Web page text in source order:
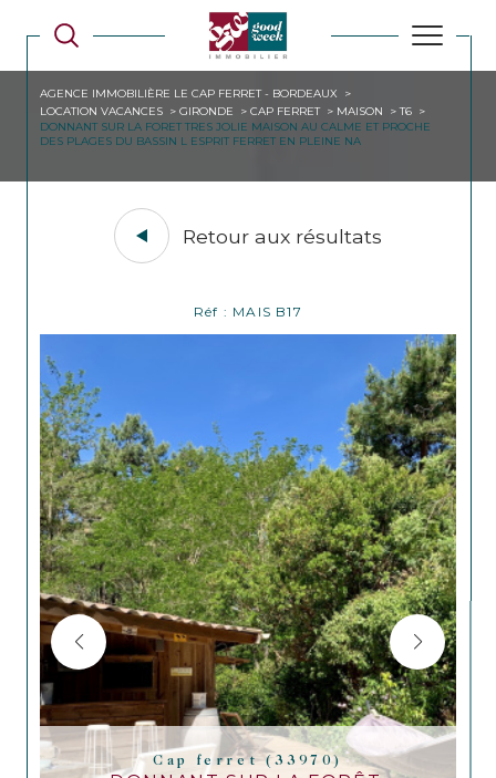
AGENCE IMMOBILIÈRE LE CAP FERRET - BORDEAUX
LOCATION VACANCES
GIRONDE CAP FERRET MAISON
T6
DONNANT SUR LA FORET TRES JOLIE MAISON AU CALME ET PROCHE
DES PLAGES DU BASSIN L ESPRIT FERRET EN PLEINE NA
Retour aux résultats
Réf : MAIS B17
Cap ferret (33970)